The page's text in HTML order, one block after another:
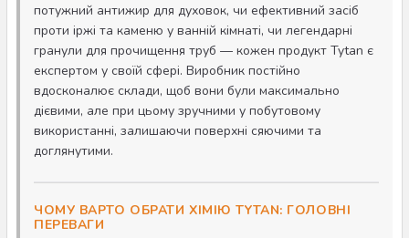
потужний антижир для духовок, чи ефективний засіб
проти іржі та каменю у ванній кімнаті, чи легендарні
гранули для прочищення труб — кожен продукт Tytan є
експертом у своїй сфері. Виробник постійно
вдосконалює склади, щоб вони були максимально
дієвими, але при цьому зручними у побутовому
використанні, залишаючи поверхні сяючими та
доглянутими.
ЧОМУ ВАРТО ОБРАТИ ХІМІЮ TYTAN: ГОЛОВНІ
ПЕРЕВАГИ